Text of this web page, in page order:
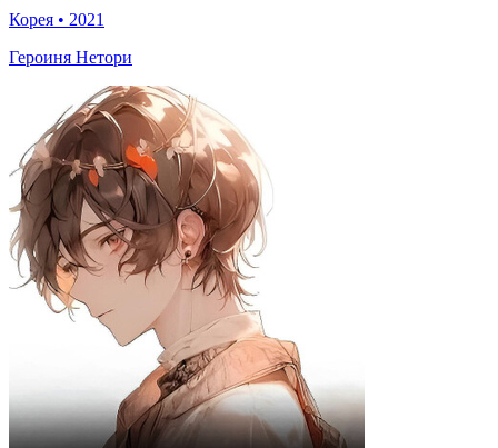
Корея • 2021
Героиня Нетори